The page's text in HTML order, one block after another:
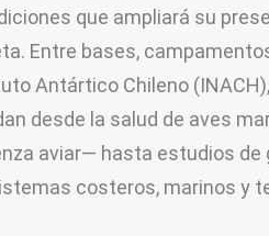
que ampliará su
Entre bases,
Antártico Chileno
desde la salud de aves
aviar— hasta estudios de
costeros, marinos y